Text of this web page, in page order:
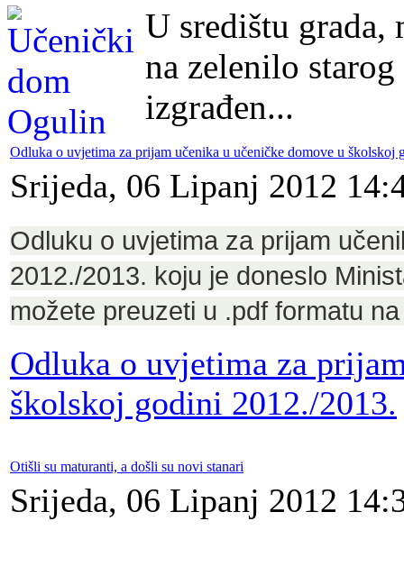
U središtu grada,
na zelenilo
izgrađen...
Odluka o uvjetima za prijam učenika u učeničke domove u školskoj
Srijeda, 06 Lipanj 2012
Odluku o uvjetima za prijam
2012./2013. koju je doneslo
možete preuzeti u .pdf formatu
Odluka o uvjetima za
školskoj godini 2012./2013.
Otišli su maturanti, a došli su novi stanari
Srijeda, 06 Lipanj 2012